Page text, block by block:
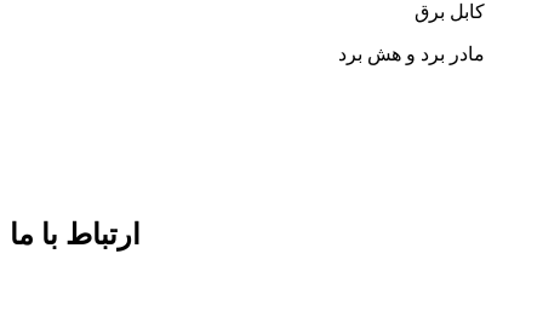
کابل برق
مادر برد و هش برد
ارتباط با ما